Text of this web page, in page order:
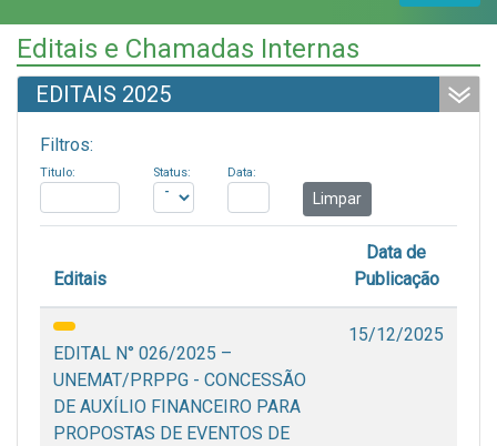
Editais e Chamadas Internas
EDITAIS 2025
Filtros:
Titulo: Status: Data:
Limpar
Editais
Data de
Publicação
EDITAL N° 026/2025 –
UNEMAT/PRPPG - CONCESSÃO
DE AUXÍLIO FINANCEIRO PARA
PROPOSTAS DE EVENTOS DE
15/12/2025